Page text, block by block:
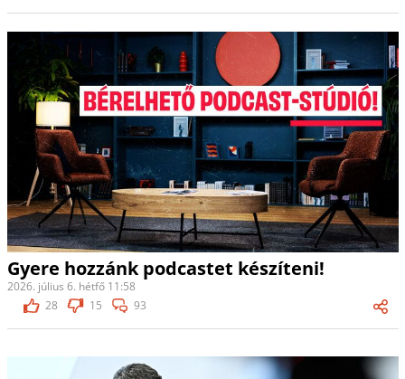
Gyere hozzánk podcastet készíteni!
2026. július 6. hétfő 11:58
28
15 93